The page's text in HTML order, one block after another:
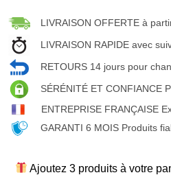
LIVRAISON OFFERTE à
LIVRAISON RAPIDE avec
RETOURS 14 jours pour
SÉRÉNITÉ ET CONFIANCE
ENTREPRISE FRANÇAISE
GARANTI 6 MOIS Produits
Ajoutez 3 produits à votre